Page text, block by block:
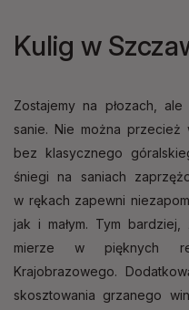
Kulig w
Zostajemy na płozach,
sanie. Nie można
bez klasycznego
śniegi na saniach
w rękach zapewni
jak i małym. Tym
mierze w pięknych
Krajobrazowego.
skosztowania grzanego